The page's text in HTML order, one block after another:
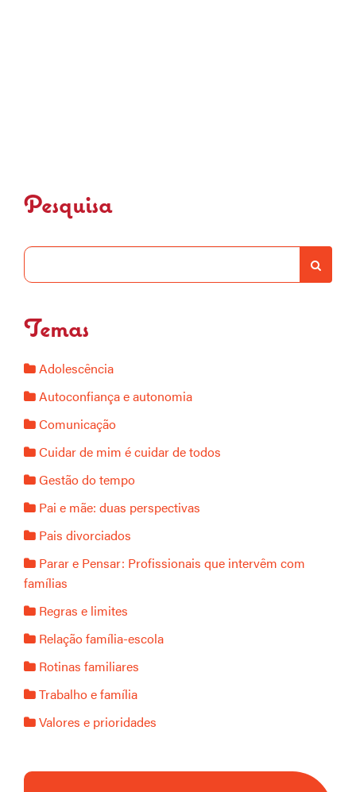
Pesquisa
Temas
Adolescência
Autoconfiança e autonomia
Comunicação
Cuidar de mim é cuidar de todos
Gestão do tempo
Pai e mãe: duas perspectivas
Pais divorciados
Parar e Pensar: Profissionais que intervêm com
famílias
Regras e limites
Relação família-escola
Rotinas familiares
Trabalho e família
Valores e prioridades